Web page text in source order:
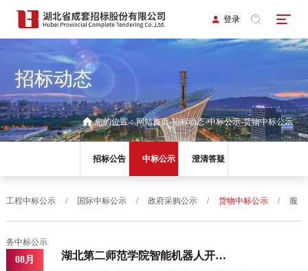
登录
招标动态
您的位置：网站首页 招标动态 中标公示 货物中标公示
招标公告 中标公示 澄清答疑
工程中标公示 / 国际中标公示 / 政府采购公示 / 货物中标公示 / 服
务中标公示
08月
湖北第二师范学院智能机器人开发